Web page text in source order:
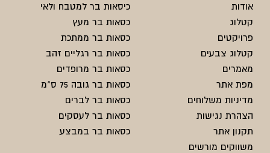
אודות
קטלוג
פרויקטים
קטלוג צבעים
מאמרים
מפת אתר
מדיניות משלוחים
הצהרת נגישות
תקנון אתר
משווקים מורשים
כיסאות בר למטבח ולאי
כסאות בר מעץ
כסאות בר ממתכת
כסאות בר רגליים זהב
כסאות בר מרופדים
כסאות בר גובה 75 ס"מ
כסאות בר לברים
כסאות בר לעסקים
כסאות בר במבצע